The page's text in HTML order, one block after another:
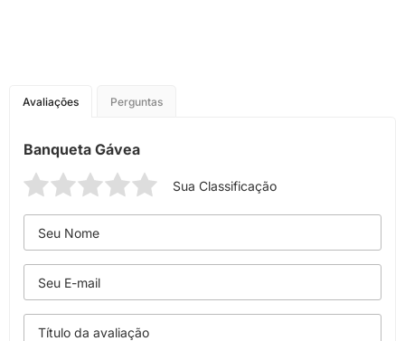
Avaliações Perguntas
Banqueta Gávea
Sua Classificação